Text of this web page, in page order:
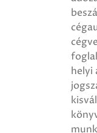
helyi